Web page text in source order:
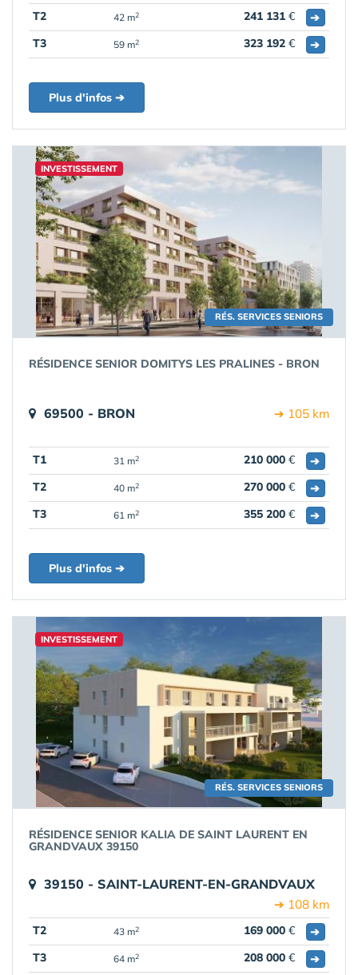
T2 42 m2 241 131 €
➔
T3
59 m2 323 192 € ➔
Plus d'infos ➔
RÉS. SERVICES SENIORS
INVESTISSEMENT
RÉSIDENCE SENIOR DOMITYS LES PRALINES - BRON
69500 - BRON ➔ 105 km
T1 31 m2 210 000 €
➔
T2
40 m2 270 000 €
➔
T3
61 m2 355 200 € ➔
Plus d'infos ➔
RÉS. SERVICES SENIORS
INVESTISSEMENT
RÉSIDENCE SENIOR KALIA DE SAINT LAURENT EN
GRANDVAUX 39150
39150 - SAINT-LAURENT-EN-GRANDVAUX
➔ 108 km
T2 43 m2 169 000 €
➔
T3
64 m2 208 000 € ➔